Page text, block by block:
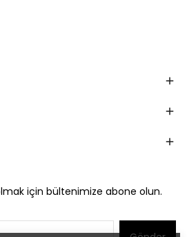
için bültenimize abone olun.